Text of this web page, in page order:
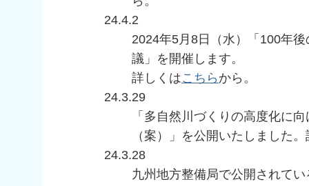
24.4.2
2024年5月8日（水）「100年
議」を開催します。
詳しくはこちら から。
24.3.29
「多自然川づくりの高度化に
（案）」を公開いたしました
24.3.28
九州地方整備局で公開されて